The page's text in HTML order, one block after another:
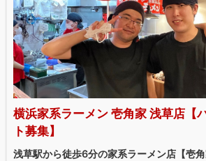
横浜家系ラーメン 壱角家 浅草店【
ト募集】
浅草駅から徒歩6分の家系ラーメン店【壱